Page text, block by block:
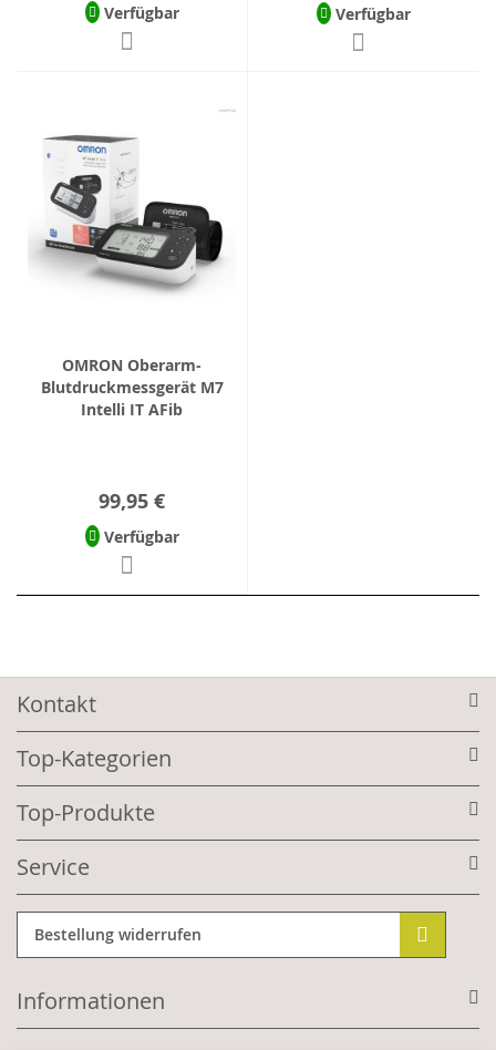
Verfügbar Verfügbar
OMRON Oberarm-
Blutdruckmessgerät M7
Intelli IT AFib
99,95 €
Verfügbar
Kontakt
Top-Kategorien
Top-Produkte
Service
Bestellung widerrufen
Informationen